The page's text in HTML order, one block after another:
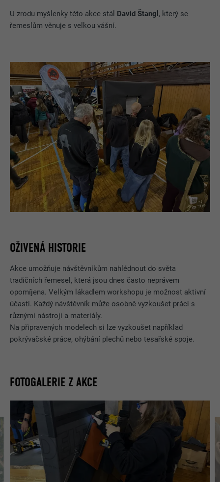
U zrodu myšlenky této akce stál David Štangl , který se
řemeslům věnuje s velkou vášní.
OŽIVENÁ HISTORIE
Akce umožňuje návštěvníkům nahlédnout do světa
tradičních řemesel, která jsou dnes často neprávem
opomíjena. Velkým lákadlem workshopu je možnost aktivní
účasti. Každý návštěvník může osobně vyzkoušet práci s
různými nástroji a materiály.
Na připravených modelech si lze vyzkoušet například
pokrývačské práce, ohýbání plechů nebo tesařské spoje.
FOTOGALERIE Z AKCE